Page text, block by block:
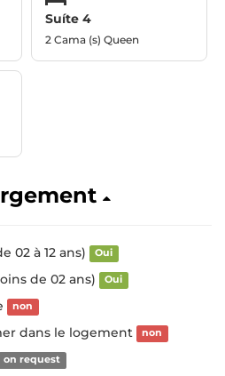
Suíte 4
2 Cama (s) Queen
02 à 12 ans) Oui
de 02 ans) Oui
non
dans le logement non
on request